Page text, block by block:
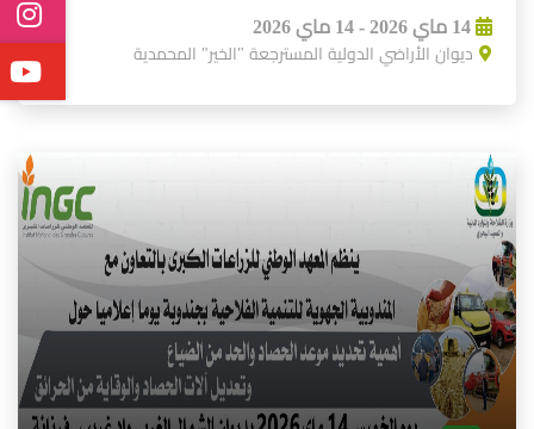
14 ماي 2026 - 14 ماي 2026
ديوان الأراضي الدولية المسترجعة "الخير" المحمدية